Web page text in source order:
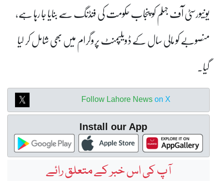
یونیورسٹی آف جہلم کو پنجاب حکومت کی فنڈنگ سے بنایا جا رہا ہے،
منصوبے کو مالی سال کے ڈویلپمنٹ پروگرام میں بھی شامل کر لیا
گیا۔
Follow Lahore News on X
Install our App
آپ کی اس خبر کے متعلق رائے